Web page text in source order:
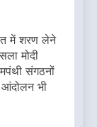
में शरण लेने
मोदी
संगठनों
आंदोलन भी